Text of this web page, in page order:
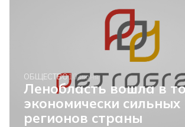
ОБЩЕСТВО10 июня
Ленобласть вошла в
экономически сильных
регионов страны